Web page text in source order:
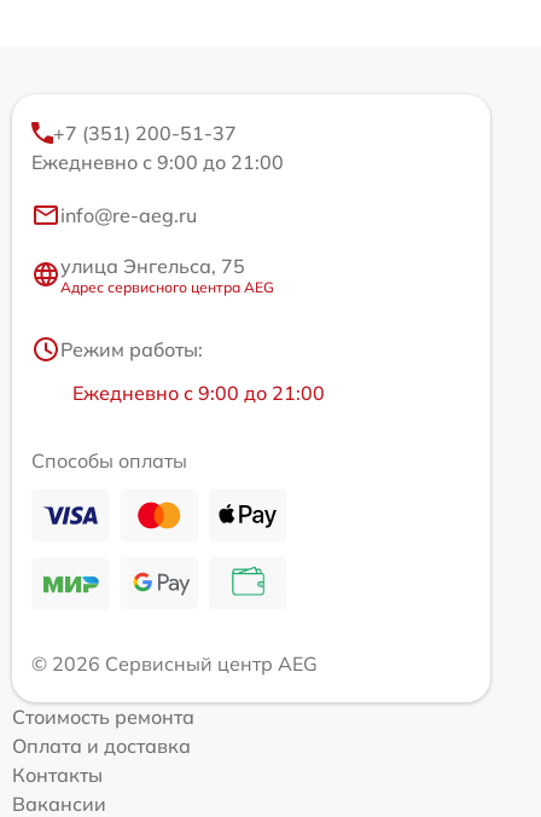
+7 (351) 200-51-37
Ежедневно с 9:00 до 21:00
info@re-aeg.ru
улица Энгельса, 75
Адрес сервисного центра AEG
Режим работы:
Ежедневно с 9:00 до 21:00
Способы оплаты
© 2026 Сервисный центр AEG
Стоимость ремонта
Оплата и доставка
Контакты
Вакансии